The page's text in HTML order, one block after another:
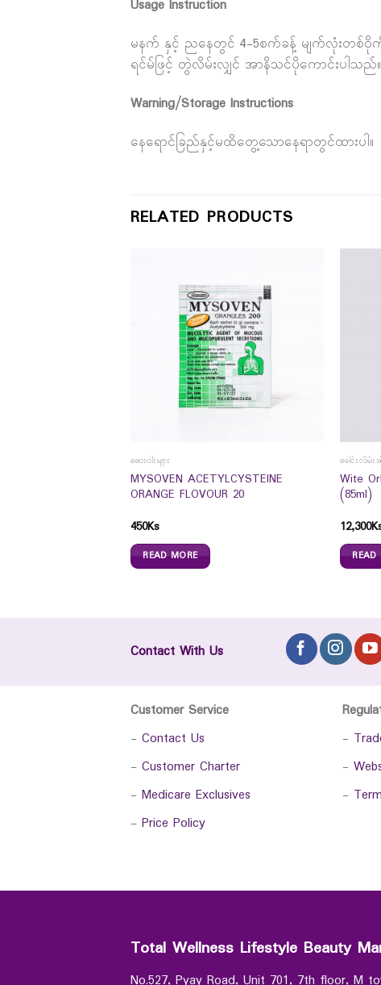
Usage Instruction
မနက် နှင့် ညနေတွင် 4-5စက်ခန့် မျက်လုံးတစ်ဝိုက်
ရင်မ်ဖြင့် တွဲလိမ်းလျှင် အာနိသင်ပိုကောင်းပါသည်။
Warning/Storage Instructions
နေရောင်ခြည်နှင့်မထိတွေ့သောနေရာတွင်ထားပါ။
RELATED PRODUCTS
ဆေးဝါးများ
MYSOVEN ACETYLCYSTEINE
ORANGE FLOVOUR 20
450Ks
READ MORE
ခေါင်းလိမ်း
Wite
(85ml)
12,300
READ
Contact With Us
Customer Service
- Contact Us
- Customer Charter
- Medicare Exclusives
- Price Policy
-
-
-
Total Wellness Lifestyle Beauty
No.527, Pyay Road, Unit 701, 7th floor, M